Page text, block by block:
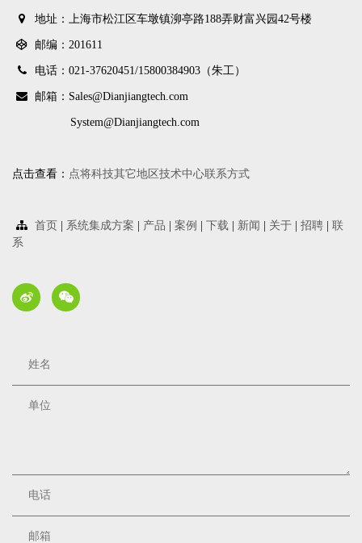
地址：上海市松江区车墩镇泖亭路188弄财富兴园42号楼
邮编：201611
电话：021-37620451/15800384903（朱工）
邮箱：Sales@Dianjiangtech.com
System@Dianjiangtech.com
点击查看： 点将科技其它地区技术中心联系方式
首页 系统集成方案 产品 案例 下载 新闻 关于 招聘
联
系